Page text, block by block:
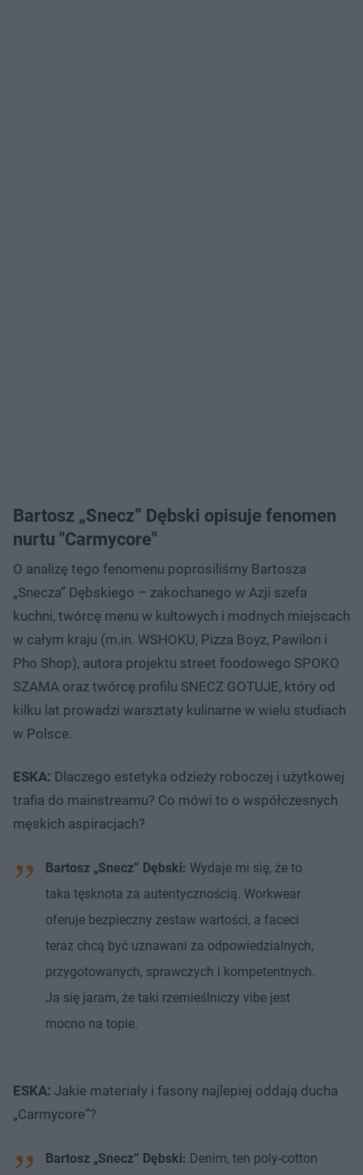
Bartosz „Snecz” Dębski opisuje fenomen
nurtu "Carmycore"
O analizę tego fenomenu poprosiliśmy Bartosza
„Snecza” Dębskiego – zakochanego w Azji szefa
kuchni, twórcę menu w kultowych i modnych miejscach
w całym kraju (m.in. WSHOKU, Pizza Boyz, Pawilon i
Pho Shop), autora projektu street foodowego SPOKO
SZAMA oraz twórcę profilu SNECZ GOTUJE, który od
kilku lat prowadzi warsztaty kulinarne w wielu studiach
w Polsce.
ESKA: Dlaczego estetyka odzieży roboczej i użytkowej
trafia do mainstreamu? Co mówi to o współczesnych
męskich aspiracjach?
Bartosz „Snecz” Dębski: Wydaje mi się, że to
taka tęsknota za autentycznością. Workwear
oferuje bezpieczny zestaw wartości, a faceci
teraz chcą być uznawani za odpowiedzialnych,
przygotowanych, sprawczych i kompetentnych.
Ja się jaram, że taki rzemieślniczy vibe jest
mocno na topie.
ESKA: Jakie materiały i fasony najlepiej oddają ducha
„Carmycore”?
Bartosz „Snecz” Dębski: Denim, ten poly-cotton